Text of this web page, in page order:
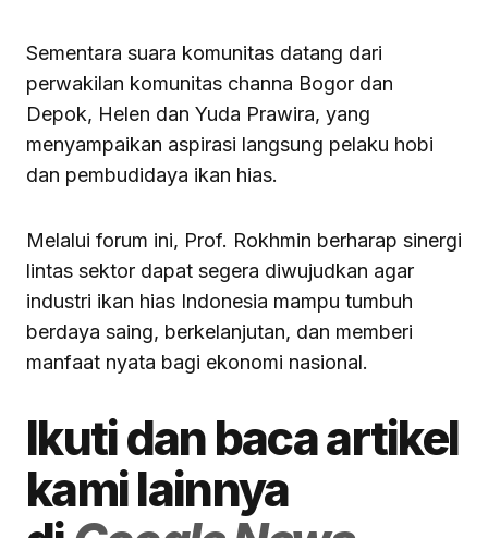
Sementara suara komunitas datang dari
perwakilan komunitas channa Bogor dan
Depok, Helen dan Yuda Prawira, yang
menyampaikan aspirasi langsung pelaku hobi
dan pembudidaya ikan hias.
Melalui forum ini, Prof. Rokhmin berharap sinergi
lintas sektor dapat segera diwujudkan agar
industri ikan hias Indonesia mampu tumbuh
berdaya saing, berkelanjutan, dan memberi
manfaat nyata bagi ekonomi nasional.
Ikuti dan baca artikel
kami lainnya